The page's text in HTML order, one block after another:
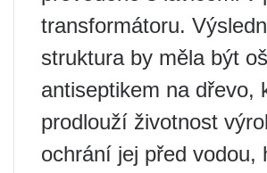
transformátoru.
struktura by měla být
antiseptikem na dřevo,
prodlouží životnost
ochrání jej před vodou,